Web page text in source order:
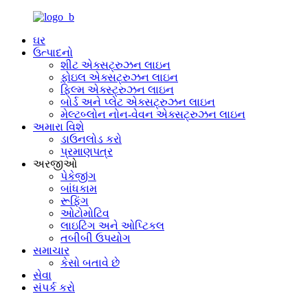
ઘર
ઉત્પાદનો
શીટ એક્સટ્રુઝન લાઇન
ફોઇલ એક્સટ્રુઝન લાઇન
ફિલ્મ એક્સ્ટ્રુઝન લાઇન
બોર્ડ અને પ્લેટ એક્સટ્રુઝન લાઇન
મેલ્ટબ્લોન નોન-વેવન એક્સટ્રુઝન લાઇન
અમારા વિશે
ડાઉનલોડ કરો
પ્રમાણપત્ર
અરજીઓ
પેકેજીંગ
બાંધકામ
રૂફિંગ
ઓટોમોટિવ
લાઇટિંગ અને ઓપ્ટિકલ
તબીબી ઉપયોગ
સમાચાર
કેસો બતાવે છે
સેવા
સંપર્ક કરો